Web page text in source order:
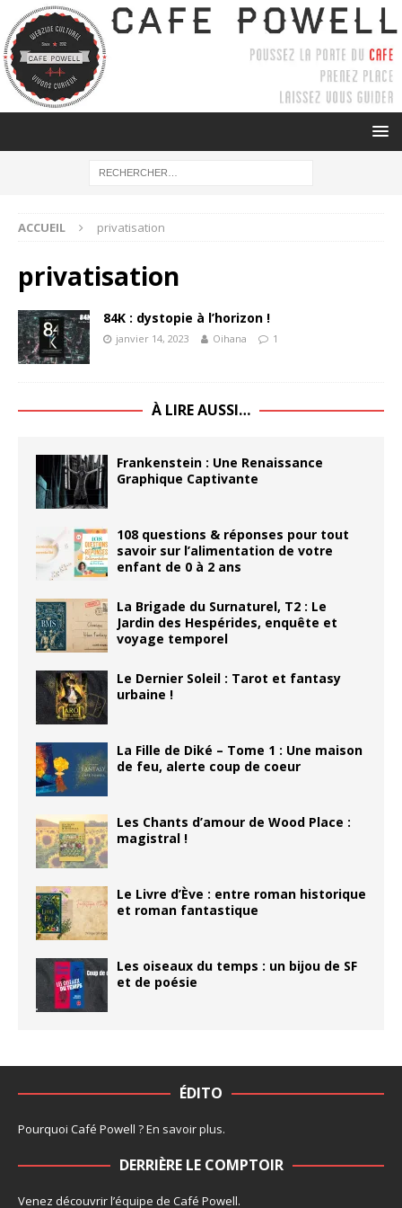
ACCUEIL privatisation
privatisation
84K : dystopie à l’horizon !
janvier 14, 2023 Oihana 1
À LIRE AUSSI…
Frankenstein : Une Renaissance
Graphique Captivante
108 questions & réponses pour tout
savoir sur l’alimentation de votre
enfant de 0 à 2 ans
La Brigade du Surnaturel, T2 : Le
Jardin des Hespérides, enquête et
voyage temporel
Le Dernier Soleil : Tarot et fantasy
urbaine !
La Fille de Diké – Tome 1 : Une maison
de feu, alerte coup de coeur
Les Chants d’amour de Wood Place :
magistral !
Le Livre d’Ève : entre roman historique
et roman fantastique
Les oiseaux du temps : un bijou de SF
et de poésie
ÉDITO
Pourquoi Café Powell ?En savoir plus.
DERRIÈRE LE COMPTOIR
Venez découvrir l’équipe de Café Powell.